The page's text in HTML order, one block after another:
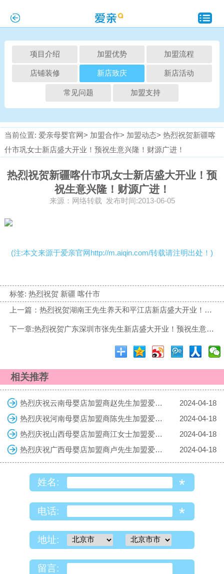
项目介绍 加盟优势 加盟流程
店铺装修 新店致庆 新店活动
常见问题 加盟支持
当前位置: 爱亲母婴官网> 加盟合作> 加盟动态> 热烈祝贺新疆喀
什市巩女士新店盛大开业！预祝生意兴隆！财源广进！
热烈祝贺新疆喀什市巩女士新店盛大开业！预
祝生意兴隆！财源广进！
来源：网络转载 发布时间:2013-06-05
(注:本文来源于爱亲官网http://m.aiqin.com/转载请注明出处！)
标签: 热烈祝贺 新疆 喀什市
上一篇：热烈祝贺湖南王先生养天和平江店新店盛大开业！预祝生意兴隆！财源广进！
下一章:热烈祝贺广东深圳市张先生新店盛大开业！预祝生意兴隆！财源广进！
相关推荐
热烈庆祝云南母婴店加盟商赵先生加盟爱亲母婴！预祝生意兴隆！
2024-04-18
热烈庆祝河南母婴店加盟商陈先生加盟爱亲母婴！预祝生意兴隆！
2024-04-18
热烈庆祝山西母婴店加盟商江女士加盟爱亲母婴！预祝生意兴隆！
2024-04-18
热烈庆祝广西母婴店加盟商卢先生加盟爱亲母婴！预祝生意兴隆！
2024-04-18
姓名: *
电话: *
地址:
留言: